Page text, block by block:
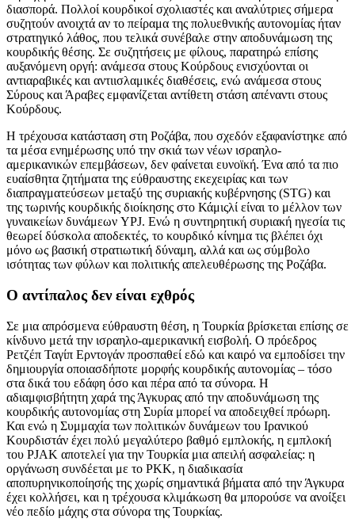
διασπορά. Πολλοί κουρδικοί σχολιαστές και αναλύτριες σήμερα
συζητούν ανοιχτά αν το πείραμα της πολυεθνικής αυτονομίας ήταν
στρατηγικό λάθος, που τελικά συνέβαλε στην αποδυνάμωση της
κουρδικής θέσης. Σε συζητήσεις με φίλους, παρατηρώ επίσης
αυξανόμενη οργή: ανάμεσα στους Κούρδους ενισχύονται οι
αντιαραβικές και αντιισλαμικές διαθέσεις, ενώ ανάμεσα στους
Σύρους και Άραβες εμφανίζεται αντίθετη στάση απέναντι στους
Κούρδους.
Η τρέχουσα κατάσταση στη Ροζάβα, που σχεδόν εξαφανίστηκε από
τα μέσα ενημέρωσης υπό την σκιά των νέων ισραηλο-
αμερικανικών επεμβάσεων, δεν φαίνεται ευνοϊκή. Ένα από τα πιο
ευαίσθητα ζητήματα της εύθραυστης εκεχειρίας και των
διαπραγματεύσεων μεταξύ της συριακής κυβέρνησης (STG) και
της τωρινής κουρδικής διοίκησης στο Κάμιςλί είναι το μέλλον των
γυναικείων δυνάμεων YPJ. Ενώ η συντηρητική συριακή ηγεσία τις
θεωρεί δύσκολα αποδεκτές, το κουρδικό κίνημα τις βλέπει όχι
μόνο ως βασική στρατιωτική δύναμη, αλλά και ως σύμβολο
ισότητας των φύλων και πολιτικής απελευθέρωσης της Ροζάβα.
Ο αντίπαλος δεν είναι εχθρός
Σε μια απρόσμενα εύθραυστη θέση, η Τουρκία βρίσκεται επίσης σε
κίνδυνο μετά την ισραηλο-αμερικανική εισβολή. Ο πρόεδρος
Ρετζέπ Ταγίπ Ερντογάν προσπαθεί εδώ και καιρό να εμποδίσει την
δημιουργία οποιασδήποτε μορφής κουρδικής αυτονομίας – τόσο
στα δικά του εδάφη όσο και πέρα από τα σύνορα. Η
αδιαμφισβήτητη χαρά της Άγκυρας από την αποδυνάμωση της
κουρδικής αυτονομίας στη Συρία μπορεί να αποδειχθεί πρόωρη.
Και ενώ η Συμμαχία των πολιτικών δυνάμεων του Ιρανικού
Κουρδιστάν έχει πολύ μεγαλύτερο βαθμό εμπλοκής, η εμπλοκή
του PJAK αποτελεί για την Τουρκία μια απειλή ασφαλείας: η
οργάνωση συνδέεται με το PKK, η διαδικασία
αποπυρηνικοποίησής της χωρίς σημαντικά βήματα από την Άγκυρα
έχει κολλήσει, και η τρέχουσα κλιμάκωση θα μπορούσε να ανοίξει
νέο πεδίο μάχης στα σύνορα της Τουρκίας.